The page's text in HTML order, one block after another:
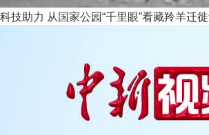
科技助力 从国家公园“千里眼”看藏羚羊迁